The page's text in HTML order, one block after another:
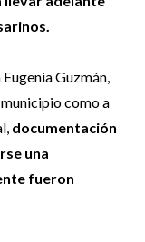
Guzmán,
como a
documentación
una
fueron